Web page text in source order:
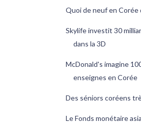
Quoi de neuf en Corée
Skylife investit 30
dans la 3D
McDonald's imagine
enseignes en Corée
Des séniors coréens
Le Fonds monétaire